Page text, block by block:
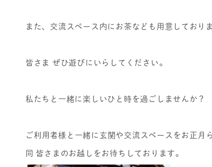
また、交流スペース内にお茶なども用意しておりま
皆さま ぜひ遊びにいらしてください。
私たちと一緒に楽しいひと時を過ごしませんか？
ご利用者様と一緒に玄関や交流スペースをお正月
同 皆さまのお越しをお待ちしております。